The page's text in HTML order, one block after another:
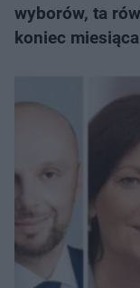
wyborów, ta
koniec